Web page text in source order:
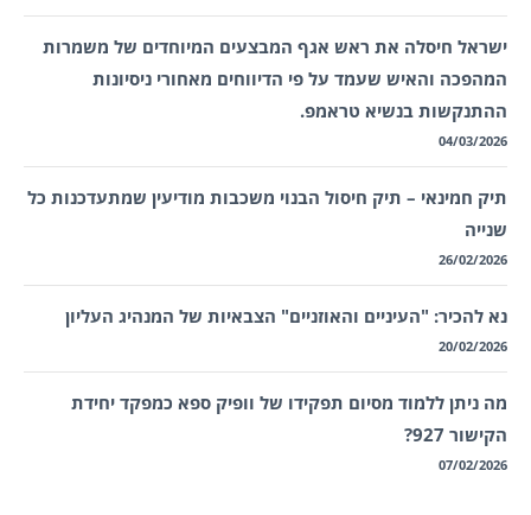
ישראל חיסלה את ראש אגף המבצעים המיוחדים של משמרות
המהפכה והאיש שעמד על פי הדיווחים מאחורי ניסיונות
ההתנקשות בנשיא טראמפ.
04/03/2026
תיק חמינאי – תיק חיסול הבנוי משכבות מודיעין שמתעדכנות כל
שנייה
26/02/2026
נא להכיר: "העיניים והאוזניים" הצבאיות של המנהיג העליון
20/02/2026
מה ניתן ללמוד מסיום תפקידו של וופיק ספא כמפקד יחידת
הקישור 927?
07/02/2026